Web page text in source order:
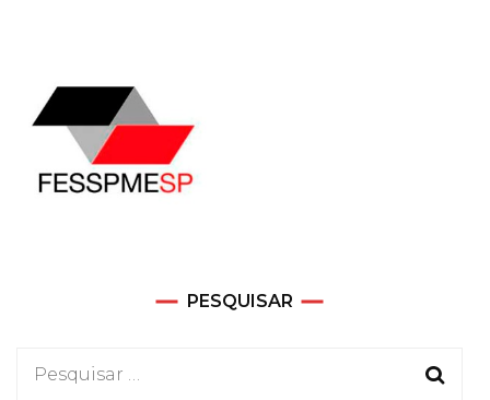
PESQUISAR
Pesquisar